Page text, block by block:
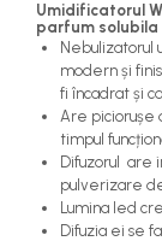
Umidificatorul
parfum solubila
Nebulizatorul
modern și
fi încadrat și
Are piciorușe
timpul
Difuzorul are
pulverizare
Lumina led
Difuzia ei se